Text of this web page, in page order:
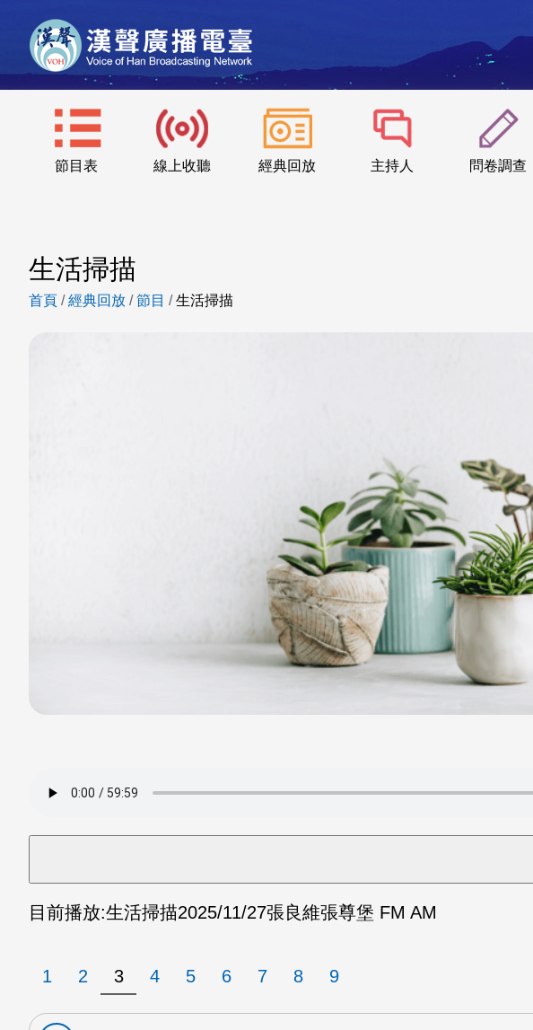
節目表 線上收聽 經典回放 主持人 問卷調查
生活掃描
首頁 /經典回放 /節目 /生活掃描
目前播放:生活掃描2025/11/27張良維張尊堡 FM AM
1 2 3 4 5 6 7 8 9